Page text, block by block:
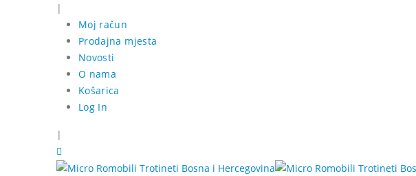
|
Moj račun
Prodajna mjesta
Novosti
O nama
Košarica
Log In
|